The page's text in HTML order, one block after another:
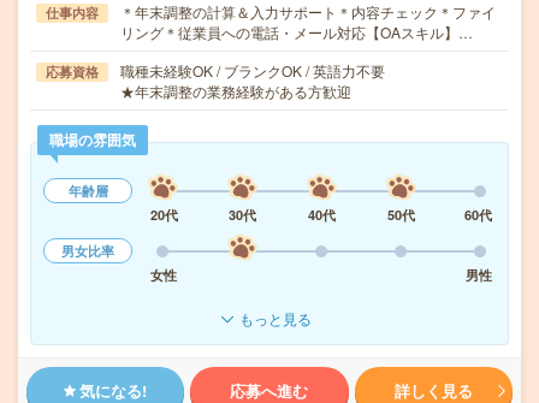
仕事内容
＊年末調整の計算＆入力サポート＊内容チェック＊ファイ
リング＊従業員への電話・メール対応【OAスキル】…
応募資格
職種未経験OK / ブランクOK / 英語力不要
★年末調整の業務経験がある方歓迎
職場の雰囲気
年齢層
20代
30代 40代 50代
60代
男女比率
女性
男性
もっと見る
気になる! 応募へ進む 詳しく見る